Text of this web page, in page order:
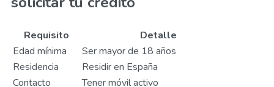
Requisito
Detalle
Edad mínima
Ser mayor de 18 años
Residencia
Residir en España
Contacto
Tener móvil activo